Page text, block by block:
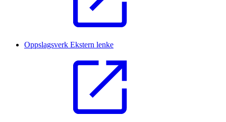
Oppslagsverk Ekstern lenke